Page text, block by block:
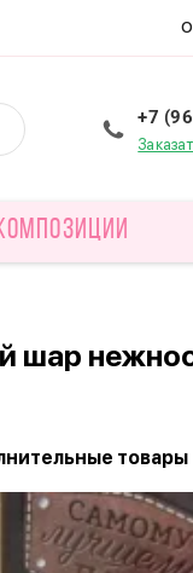
+7
шар
товары